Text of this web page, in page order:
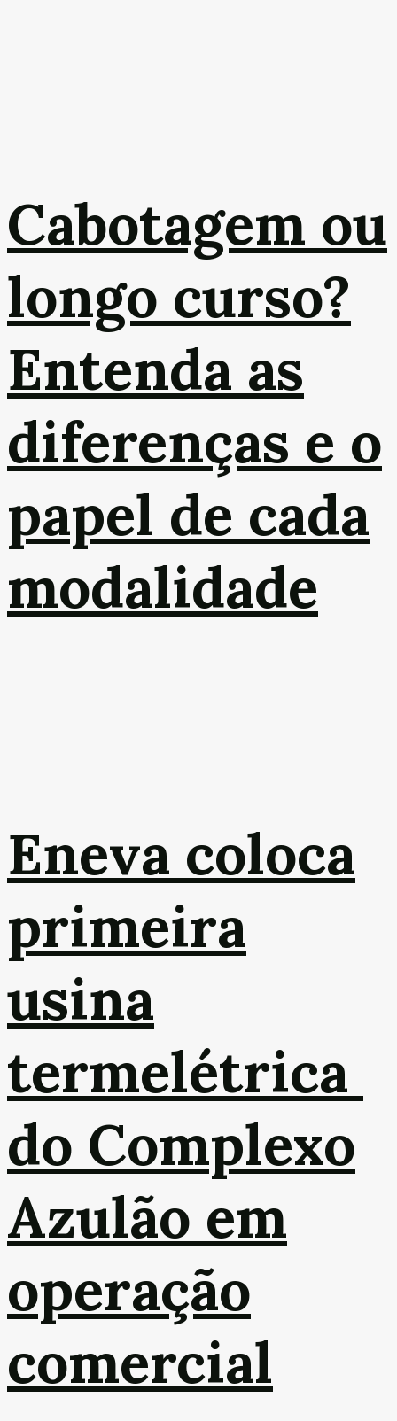
Cabotagem ou
longo curso?
Entenda as
diferenças e o
papel de cada
modalidade
Eneva coloca
primeira
usina
termelétrica
do Complexo
Azulão em
operação
comercial